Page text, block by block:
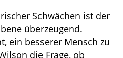
Schwächen ist der
überzeugend.
ein besserer Mensch zu
die Frage, ob